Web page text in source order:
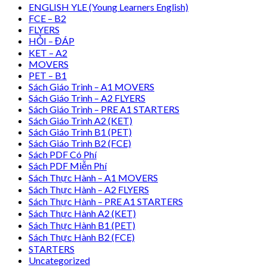
ENGLISH YLE (Young Learners English)
FCE – B2
FLYERS
HỎI – ĐÁP
KET – A2
MOVERS
PET – B1
Sách Giáo Trình – A1 MOVERS
Sách Giáo Trình – A2 FLYERS
Sách Giáo Trình – PRE A1 STARTERS
Sách Giáo Trình A2 (KET)
Sách Giáo Trình B1 (PET)
Sách Giáo Trình B2 (FCE)
Sách PDF Có Phí
Sách PDF Miễn Phí
Sách Thực Hành – A1 MOVERS
Sách Thực Hành – A2 FLYERS
Sách Thực Hành – PRE A1 STARTERS
Sách Thực Hành A2 (KET)
Sách Thực Hành B1 (PET)
Sách Thực Hành B2 (FCE)
STARTERS
Uncategorized